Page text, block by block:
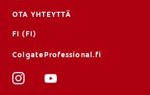
OTA YHTEYTTÄ
FI (FI)
ColgateProfessional.fi